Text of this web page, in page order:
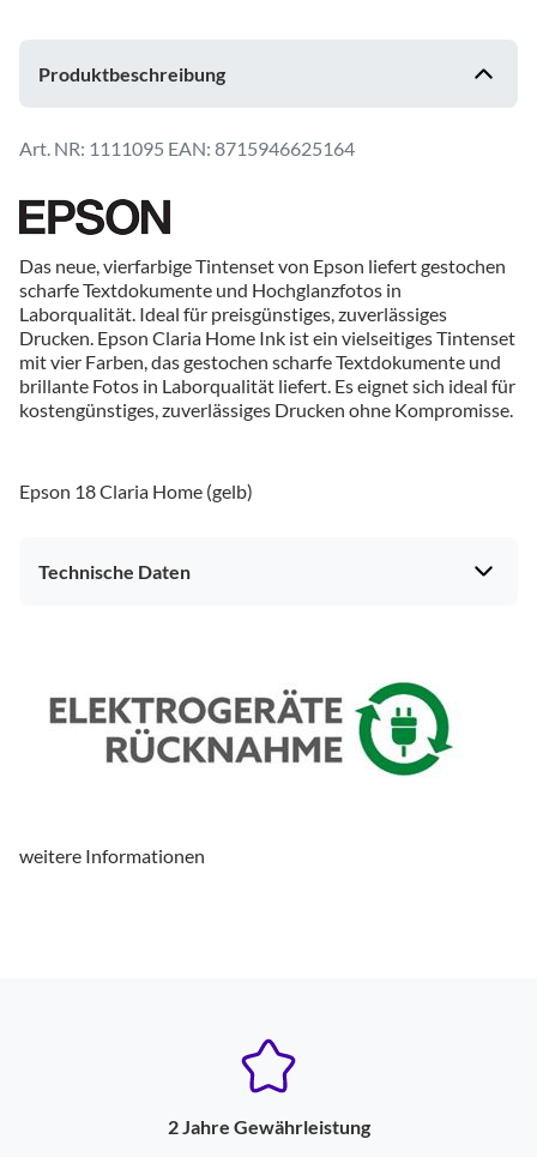
Produktbeschreibung
1111095 EAN: 8715946625164
Das neue, vierfarbige Tintenset von Epson liefert gestochen
scharfe Textdokumente und Hochglanzfotos in
Laborqualität. Ideal für preisgünstiges, zuverlässiges
Drucken. Epson Claria Home Ink ist ein vielseitiges Tintenset
mit vier Farben, das gestochen scharfe Textdokumente und
brillante Fotos in Laborqualität liefert. Es eignet sich ideal für
kostengünstiges, zuverlässiges Drucken ohne Kompromisse.
Epson 18 Claria Home (gelb)
Technische Daten
weitere Informationen
2 Jahre Gewährleistung